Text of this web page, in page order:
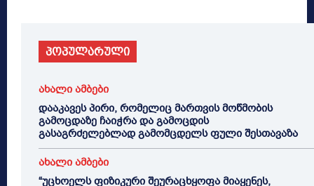
პოპულარული
ახალი ამბები
დააკავეს პირი, რომელიც მართვის მოწმობის
გამოცდაზე ჩაიჭრა და გამოცდის
გასაგრძელებლად გამომცდელს ფული შესთავაზა
ახალი ამბები
“უცხოელს ფიზიკური შეურაცხყოფა მიაყენეს,